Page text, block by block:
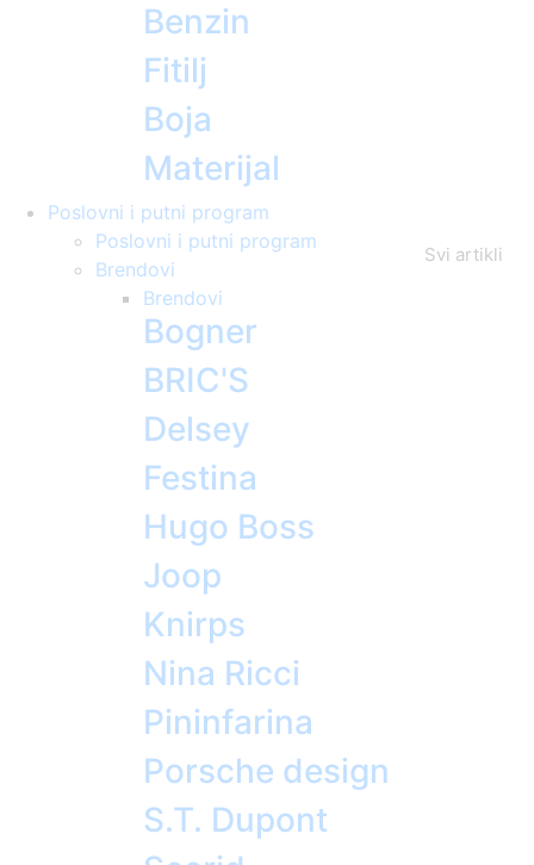
Benzin
Fitilj
Boja
Materijal
Poslovni i putni program
Svi artikli
Poslovni i putni program
Brendovi
Brendovi
Bogner
BRIC'S
Delsey
Festina
Hugo Boss
Joop
Knirps
Nina Ricci
Pininfarina
Porsche design
S.T. Dupont